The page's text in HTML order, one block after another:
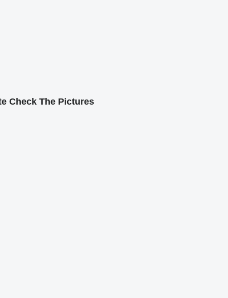
Check The Pictures